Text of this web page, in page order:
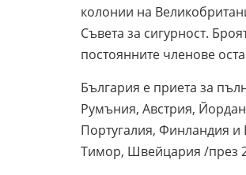
колонии на
Съвета за сигурност.
постоянните членове
България е приета за
Румъния, Австрия,
Португалия, Финландия и
Тимор, Швейцария /през